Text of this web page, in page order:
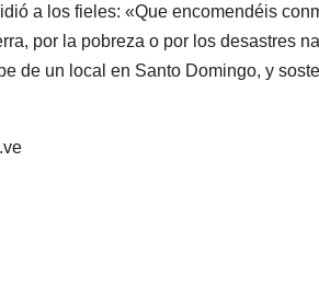
a los fieles: «Que encomendéis
por la pobreza o por los desastres
de un local en Santo Domingo, y